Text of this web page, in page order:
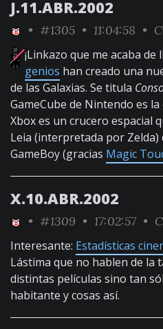
J.11.ABR.2002
• #1305 • 11:04:58 •
¡Linkazo que me acaba de
genios han creado una
de las Galaxias. Se titula
GameCube de Nintendo es
Xbox es un crucero espacial
Leia (interpretada por Zelda)
GameBoy (gracias Magic
X.10.ABR.2002
• #1309 • 17:02:57 •
Interesante: Estadísticas
Lástima que no hablen de la
distintas películas sino tan
habitante y cosas así.